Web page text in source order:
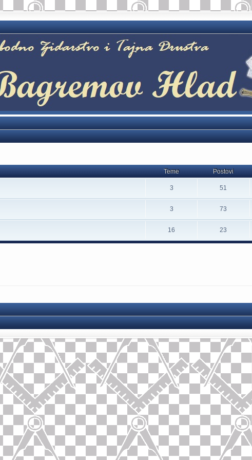
Teme Postovi
3 51
3 73
16 23